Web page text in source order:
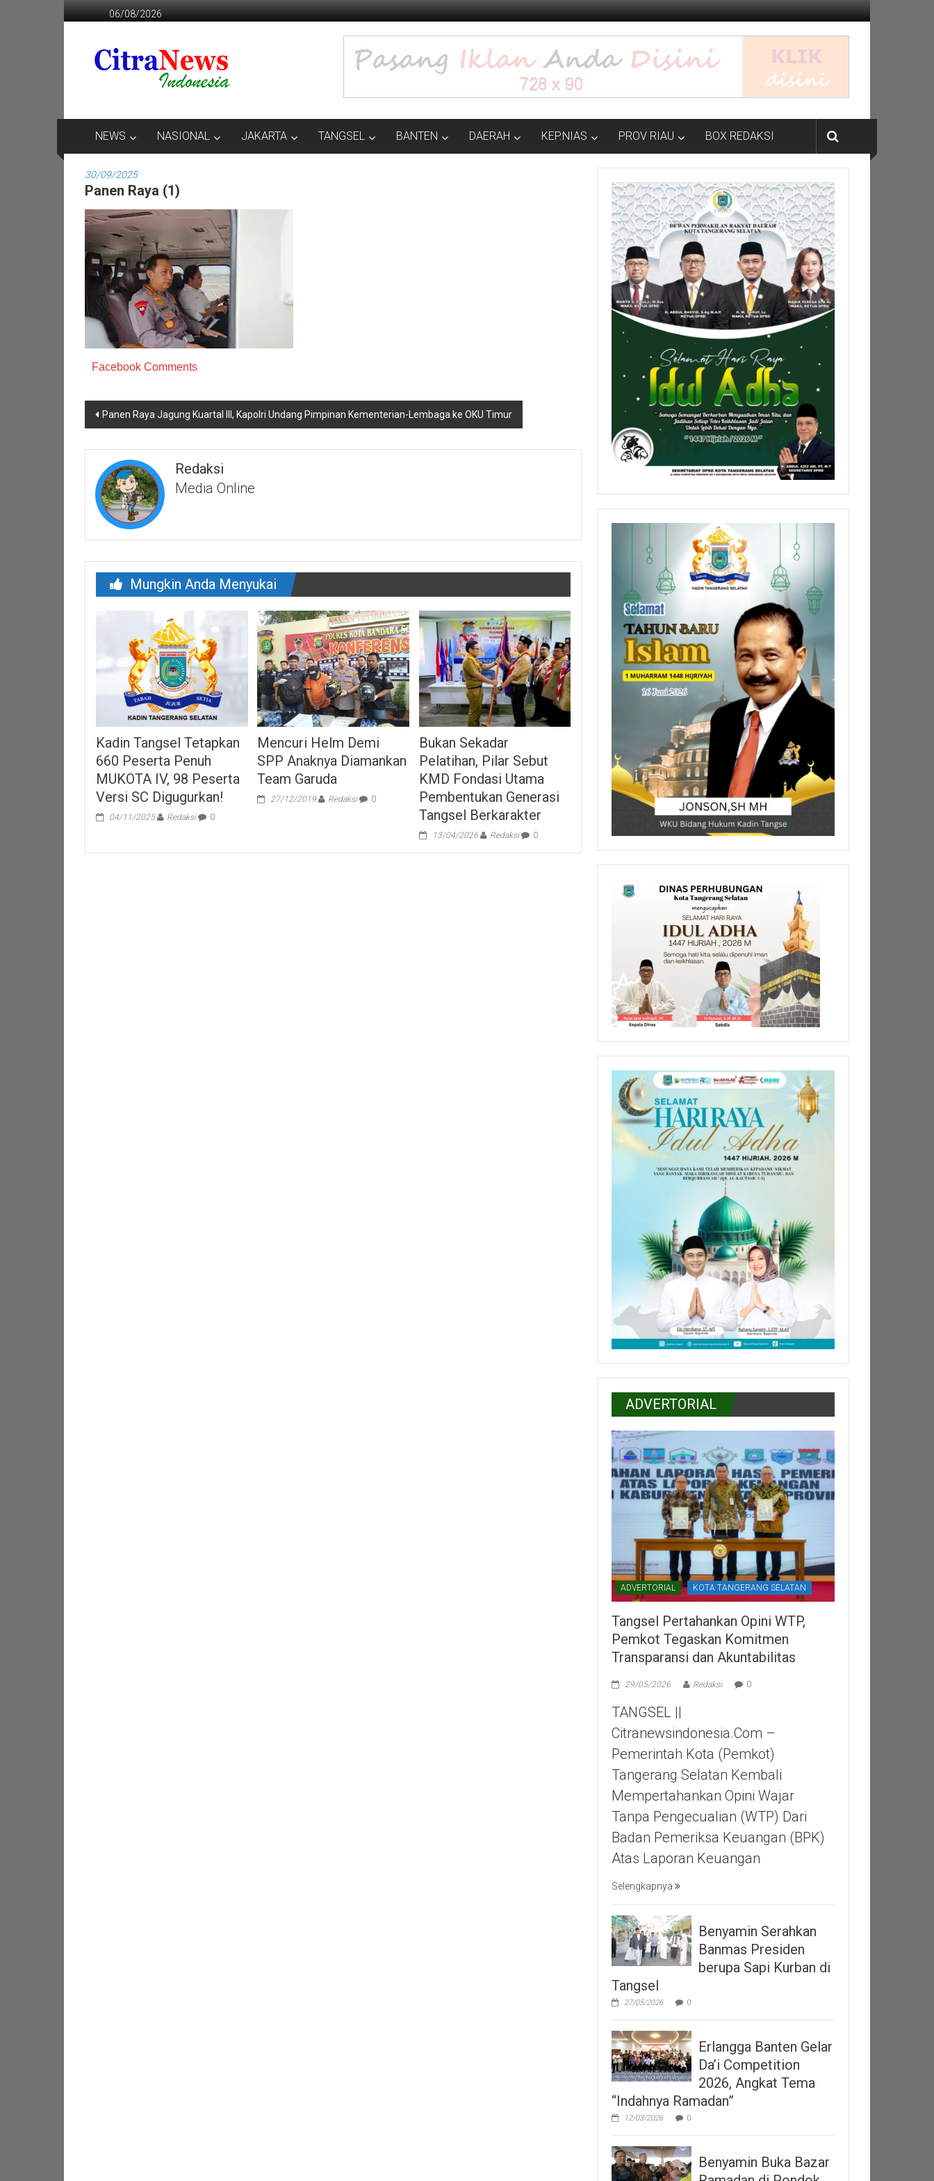
ke
06/08/2026
CITRANEWS
INDONESIA
NEWS NASIONAL JAKARTA TANGSEL BANTEN DAERAH KEP.NIAS PROV RIAU BOX REDAKSI
30/09/2025
Panen Raya (1)
Facebook Comments
Navigasi
pos
Panen Raya Jagung Kuartal III, Kapolri Undang Pimpinan Kementerian-Lembaga ke OKU Timur
Redaksi
Media Online
Mungkin Anda Menyukai
Kadin Tangsel Tetapkan
660 Peserta Penuh
MUKOTA IV, 98 Peserta
Versi SC Digugurkan!
04/11/2025 Redaksi 0
Mencuri Helm Demi
SPP Anaknya Diamankan
Team Garuda
27/12/2019 Redaksi 0
Bukan Sekadar
Pelatihan, Pilar Sebut
KMD Fondasi Utama
Pembentukan Generasi
Tangsel Berkarakter
13/04/2026 Redaksi 0
ADVERTORIAL
ADVERTORIAL KOTA TANGERANG SELATAN
Tangsel Pertahankan Opini WTP,
Pemkot Tegaskan Komitmen
Transparansi dan Akuntabilitas
29/05/2026 Redaksi 0
TANGSEL ||
Citranewsindonesia.com –
Pemerintah Kota (Pemkot)
Tangerang Selatan Kembali
Mempertahankan Opini Wajar
Tanpa Pengecualian (WTP) Dari
Badan Pemeriksa Keuangan (BPK)
Atas Laporan Keuangan
Selengkapnya
Benyamin Serahkan
Banmas Presiden
berupa Sapi Kurban di
Tangsel
27/05/2026 0
Erlangga Banten Gelar
Da’i Competition
2026, Angkat Tema
“Indahnya Ramadan”
12/03/2026 0
Benyamin Buka Bazar